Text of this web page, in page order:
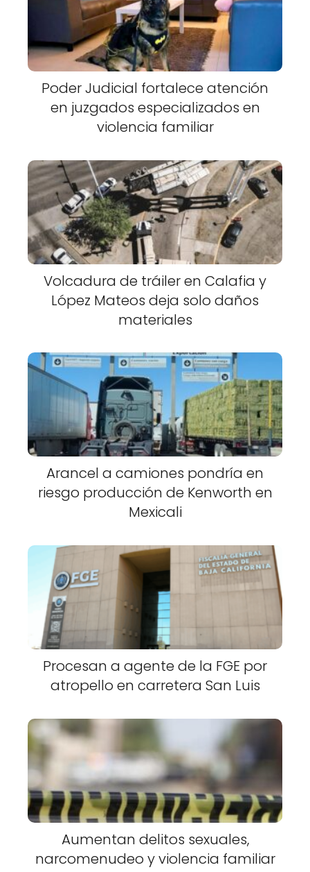
Poder Judicial fortalece atención
en juzgados especializados en
violencia familiar
Volcadura de tráiler en Calafia y
López Mateos deja solo daños
materiales
Arancel a camiones pondría en
riesgo producción de Kenworth en
Mexicali
Procesan a agente de la FGE por
atropello en carretera San Luis
Aumentan delitos sexuales,
narcomenudeo y violencia familiar